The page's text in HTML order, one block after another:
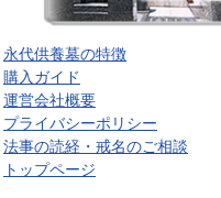
永代供養墓の特徴
購入ガイド
運営会社概要
プライバシーポリシー
法事の読経・戒名のご相談
トップページ